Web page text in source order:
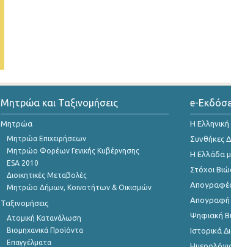
Μητρώα και Ταξινομήσεις
Μητρώα
Μητρώα Επιχειρήσεων
Μητρώο Φορέων Γενικής Κυβέρνησης
ESA 2010
Διοικητικές Μεταβολές
Μητρώο Δήμων, Κοινοτήτων & Οικισμών
Ταξινομήσεις
Ατομική Κατανάλωση
Βιομηχανικά Προϊόντα
Επαγγέλματα
e-
Η
Συνθήκες
Η Ελλάδα
Στόχοι
Απογραφή
Ψηφιακή
Ιστορικά